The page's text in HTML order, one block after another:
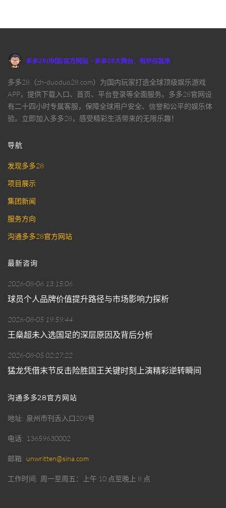
多多28（zh-duoduo28.com）为国内玩家打造全球顶级娱乐游戏
APP，提供下载入口、首页、平台登录等全面服务。多多28官网设
有二十四小时专属客服，保障全球用户安全、信誉和公平的娱乐体
验。立即加入多多28，感受精彩生活带来的无限乐趣！
导航
发现多多28
项目展示
集团新闻
服务方向
沟通多多28官方网站
最新咨询
2026-08-06 13:15:06
球员个人品牌价值提升路径与市场影响力探析
2026-08-05 19:59:44
王燊超未入选国足的深层原因及背后分析
2026-08-05 02:27:22
猛龙凭借末节反击险胜国王关键时刻上演精彩逆转瞬间
沟通多多28官方网站
地址 泉州市刊舌入口209号
电话 13659630002
邮箱 unwritten@sina.com
工作时间 周一至周五：上午 10 点至晚上 8 点